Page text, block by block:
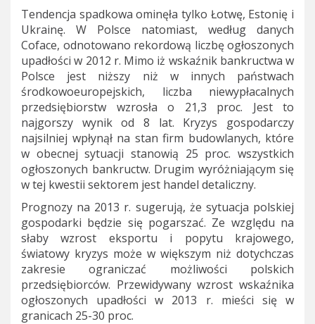
Tendencja spadkowa ominęła tylko Łotwę, Estonię i
Ukrainę. W Polsce natomiast, według danych
Coface, odnotowano rekordową liczbę ogłoszonych
upadłości w 2012 r. Mimo iż wskaźnik bankructwa w
Polsce jest niższy niż w innych państwach
środkowoeuropejskich, liczba niewypłacalnych
przedsiębiorstw wzrosła o 21,3 proc. Jest to
najgorszy wynik od 8 lat. Kryzys gospodarczy
najsilniej wpłynął na stan firm budowlanych, które
w obecnej sytuacji stanowią 25 proc. wszystkich
ogłoszonych bankructw. Drugim wyróżniającym się
w tej kwestii sektorem jest handel detaliczny.
Prognozy na 2013 r. sugerują, że sytuacja polskiej
gospodarki będzie się pogarszać. Ze względu na
słaby wzrost eksportu i popytu krajowego,
światowy kryzys może w większym niż dotychczas
zakresie ograniczać możliwości polskich
przedsiębiorców. Przewidywany wzrost wskaźnika
ogłoszonych upadłości w 2013 r. mieści się w
granicach 25-30 proc.